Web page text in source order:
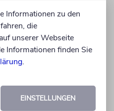
Informationen zu den
die
unserer Webseite
Informationen finden Sie
.
EINSTELLUNGEN